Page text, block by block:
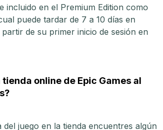
incluido en el Premium Edition como
puede tardar de 7 a 10 días en
de su primer inicio de sesión en
online de Epic Games al
juego en la tienda encuentres algún